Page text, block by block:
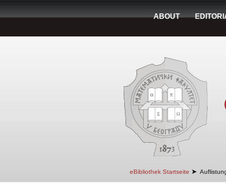
ABOUT
eBibliothek Startseite ➤